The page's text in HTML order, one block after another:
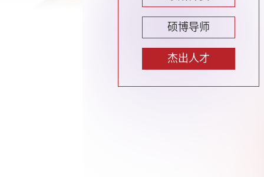
硕博导师
杰出人才